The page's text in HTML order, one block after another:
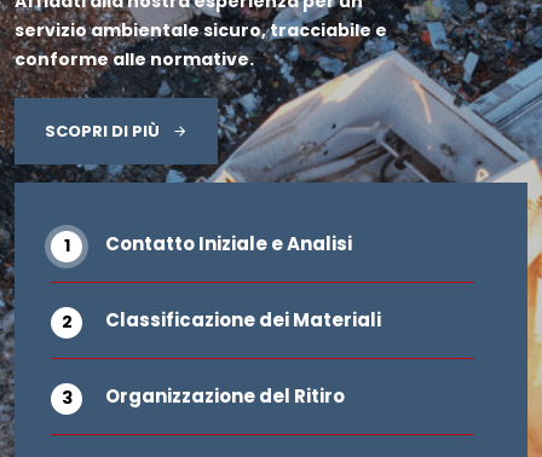
servizio ambientale sicuro, tracciabile e
conforme alle normative.
SCOPRI DI PIÙ
Contatto Iniziale e Analisi
Classificazione dei Materiali
Organizzazione del Ritiro